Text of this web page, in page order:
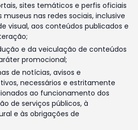
sites temáticos e perfis oficiais
museus nas redes sociais, inclusive
visual, aos conteúdos publicados e
e da veiculação de conteúdos
promocional;
de notícias, avisos e
necessários e estritamente
ao funcionamento dos
de serviços públicos, à
e às obrigações de